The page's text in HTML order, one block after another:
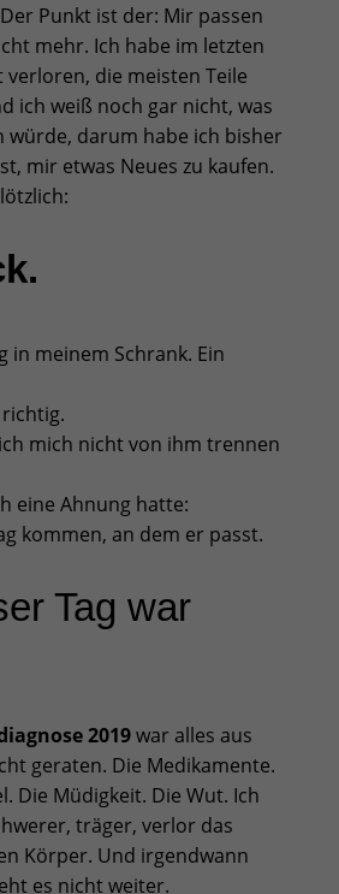
Punkt ist der: Mir passen
mehr. Ich habe im letzten
verloren, die meisten Teile
ich weiß noch gar nicht, was
würde, darum habe ich bisher
mir etwas Neues zu kaufen.
in meinem Schrank. Ein
mich nicht von ihm trennen
eine Ahnung hatte:
kommen, an dem er passt.
Tag war
2019war alles aus
geraten. Die Medikamente.
Die Müdigkeit. Die Wut. Ich
träger, verlor das
Körper. Und irgendwann
es nicht weiter.